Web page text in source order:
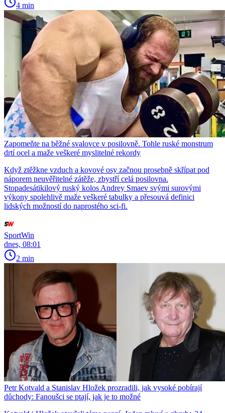
4 min
Zapomeňte na běžné svalovce v posilovně. Tohle ruské monstrum
drtí ocel a maže veškeré myslitelné rekordy
Když ztěžkne vzduch a kovové osy začnou prosebně skřípat pod
náporem neuvěřitelné zátěže, zbystří celá posilovna.
Stopadesátikilový ruský kolos Andrey Smaev svými surovými
výkony spolehlivě maže veškeré tabulky a přesouvá definici
lidských možností do naprostého sci-fi.
SportWin
dnes, 08:01
2 min
Petr Kotvald a Stanislav Hložek prozradili, jak vysoké pobírají
důchody: Fanoušci se ptají, jak je to možné